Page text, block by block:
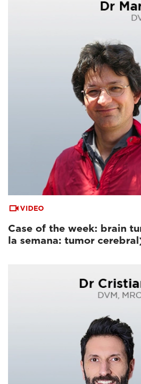
VIDEO
Case of the week: brain
la semana: tumor